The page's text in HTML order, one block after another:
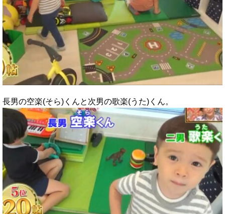
長男の空楽(そら)くんと次男の歌楽(うた)くん。